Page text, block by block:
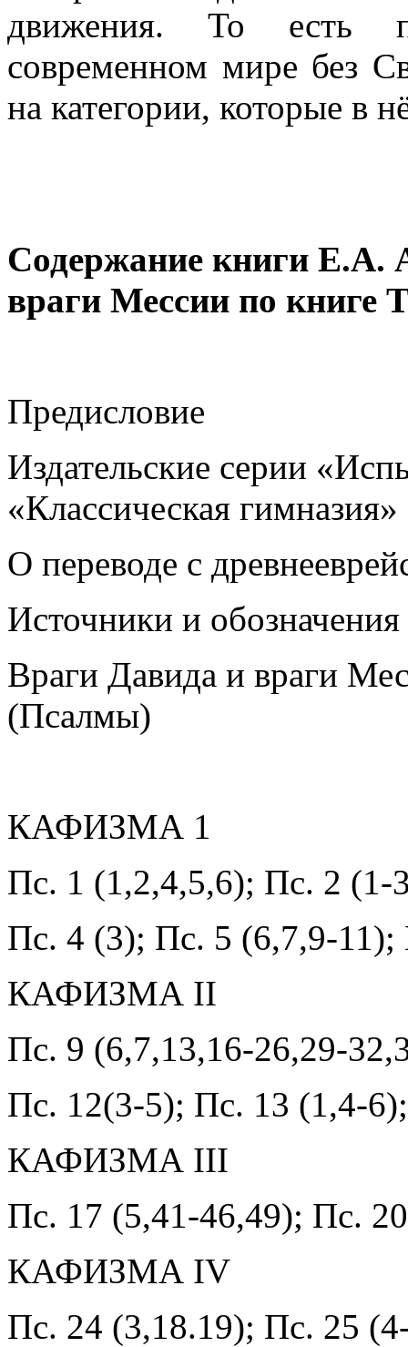
движения. То есть
современном мире без
на категории, которые в
Содержание книги Е.А.
враги Мессии по книге
Предисловие
Издательские серии
«Классическая гимназия»
О переводе с
Источники и обозначения
Враги Давида и враги
(Псалмы)
КАФИЗМА 1
Пс. 1 (1,2,4,5,6); Пс. 2 (1-
Пс. 4 (3); Пс. 5 (6,7,9-
КАФИЗМА II
Пс. 9 (6,7,13,16-26,29-
Пс. 12(3-5); Пс. 13 (1,4-
КАФИЗМА III
Пс. 17 (5,41-46,49); Пс.
КАФИЗМА IV
Пс. 24 (3,18.19); Пс. 25